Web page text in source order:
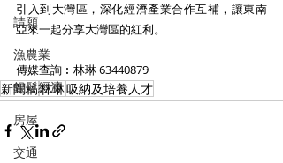
請願
漁農業
銀髮經濟
房屋
交通
引入到大灣區，深化經濟產業合作互補，讓東南
亞來一起分享大灣區的紅利。
傳媒查詢︰林琳 63440879
新聞稿林琳吸納及培養人才